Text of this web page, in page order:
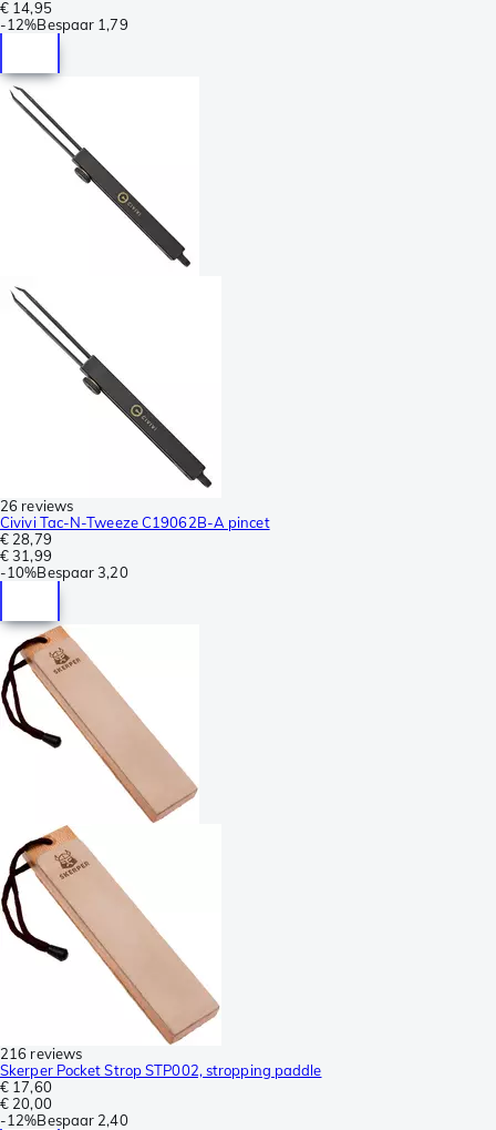
€ 14,95
-12%Bespaar 1,79
26 reviews
Civivi Tac-N-Tweeze C19062B-A pincet
€ 28,79
€ 31,99
-10%Bespaar 3,20
216 reviews
Skerper Pocket Strop STP002, stropping paddle
€ 17,60
€ 20,00
-12%Bespaar 2,40